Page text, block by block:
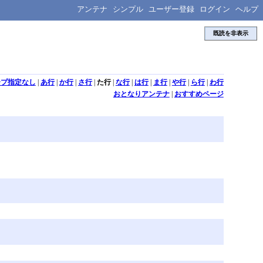
アンテナ シンプル ユーザー登録 ログイン ヘルプ
既読を非表示
指定なし | あ行| か行| さ行| た行| な行| は行| ま行| や行| ら行| わ行
おとなりアンテナ| おすすめページ